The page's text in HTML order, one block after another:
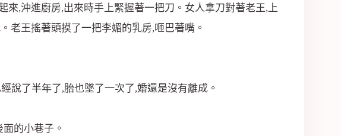
,沖進廚房,出來時手上緊握著一把刀。女人拿刀對著老王,上
老王搖著頭摸了一把李媚的乳房,咂巴著嘴。
說了半年了,胎也墜了一次了,婚還是沒有離成。
的小巷子。